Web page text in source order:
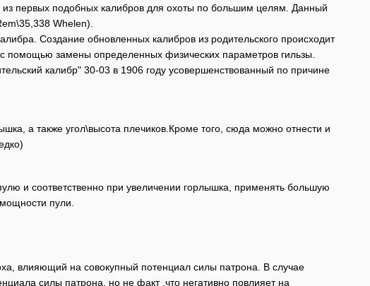
первых подобных калибров для охоты по большим целям. Данный
Whelen).
Создание обновленных калибров из родительского происходит
помощью замены определенных физических параметров гильзы.
калибр" 30-03 в 1906 году усовершенствованный по причине
а также угол\высота плечиков.Кроме того, сюда можно отнести и
и соответственно при увеличении горлышка, применять большую
пули.
влияющий на совокупный потенциал силы патрона. В случае
силы патрона, но не факт ,что негативно повлияет на